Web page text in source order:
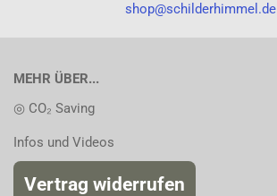
shop@schilderhimmel.de
MEHR ÜBER...
◎ CO₂ Saving
Infos und Videos
Vertrag widerrufen